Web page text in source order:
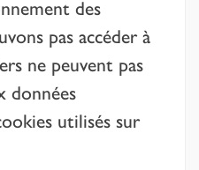
des
pas accéder à
ne peuvent pas
données
utilisés sur